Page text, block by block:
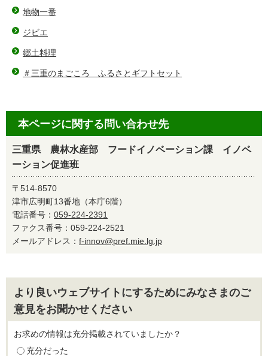
地物一番
ジビエ
郷土料理
＃三重のまごころ ふるさとギフトセット
本ページに関する問い合わせ先
三重県 農林水産部 フードイノベーション課 イノベ
ーション促進班
〒514-8570
津市広明町13番地（本庁6階）
電話番号： 059-224-2391
ファクス番号：059-224-2521
メールアドレス： f-innov@pref.mie.lg.jp
より良いウェブサイトにするためにみなさまのご
意見をお聞かせください
お求めの情報は充分掲載されていましたか？
充分だった